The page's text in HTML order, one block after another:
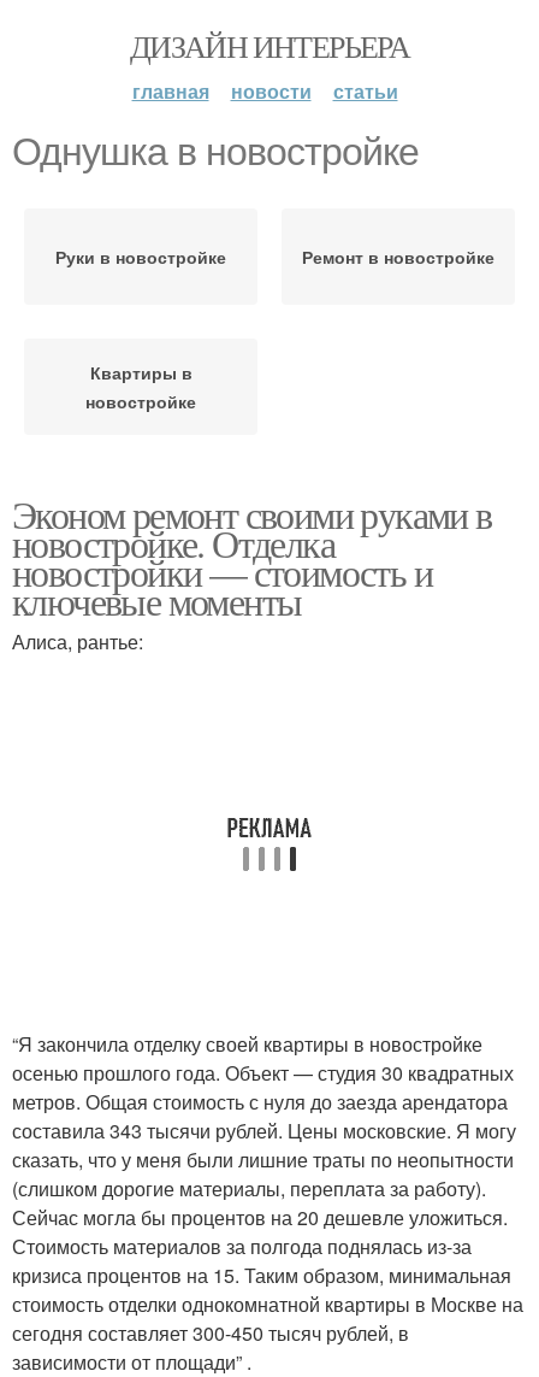
ДИЗАЙН ИНТЕРЬЕРА
главная новости статьи
Однушка в новостройке
Руки в новостройке Ремонт в новостройке
Квартиры в
новостройке
Эконом ремонт своими руками в
новостройке. Отделка
новостройки — стоимость и
ключевые моменты
Алиса, рантье:
“Я закончила отделку своей квартиры в новостройке
осенью прошлого года. Объект — студия 30 квадратных
метров. Общая стоимость с нуля до заезда арендатора
составила 343 тысячи рублей. Цены московские. Я могу
сказать, что у меня были лишние траты по неопытности
(слишком дорогие материалы, переплата за работу).
Сейчас могла бы процентов на 20 дешевле уложиться.
Стоимость материалов за полгода поднялась из-за
кризиса процентов на 15. Таким образом, минимальная
стоимость отделки однокомнатной квартиры в Москве на
сегодня составляет 300-450 тысяч рублей, в
зависимости от площади” .